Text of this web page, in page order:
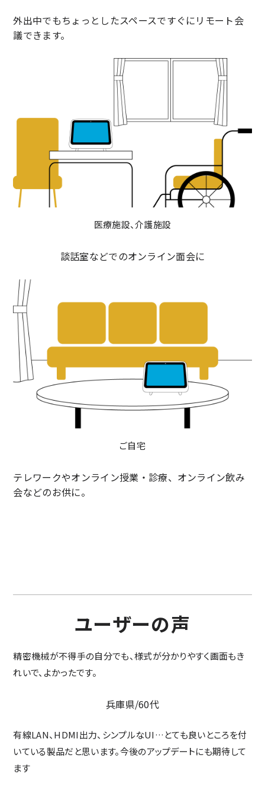
外出中でもちょっとしたスペースですぐにリモート会
議できます。
医療施設、介護施設
談話室などでのオンライン面会に
ご自宅
テレワークやオンライン授業・診療、オンライン飲み
会などのお供に。
ユーザーの声
精密機械が不得手の自分でも、様式が分かりやすく画面もき
れいで、よかったです。
兵庫県/60代
有線LAN、HDMI出力、シンプルなUI…とても良いところを付
いている製品だと思います。今後のアップデートにも期待して
ます